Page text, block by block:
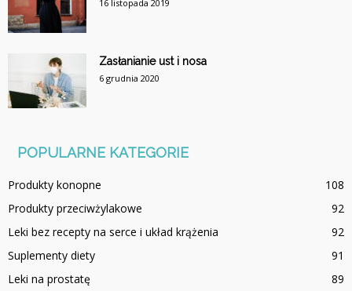
16 listopada 2019
Zasłanianie ust i nosa
6 grudnia 2020
POPULARNE KATEGORIE
Produkty konopne
108
Produkty przeciwżylakowe
92
Leki bez recepty na serce i układ krążenia
92
Suplementy diety
91
Leki na prostatę
89